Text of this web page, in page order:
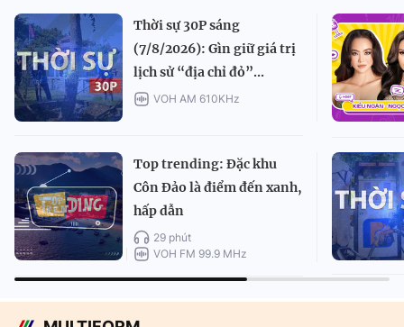
Thời sự 30P sáng
(7/8/2026): Gìn giữ giá trị
lịch sử “địa chỉ đỏ”...
VOH AM 610KHz
Top trending: Đặc khu
Côn Đảo là điểm đến xanh,
hấp dẫn
29 phút
VOH FM 99.9 MHz